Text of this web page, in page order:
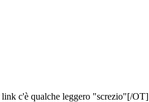
c'è qualche leggero "screzio"[/OT]